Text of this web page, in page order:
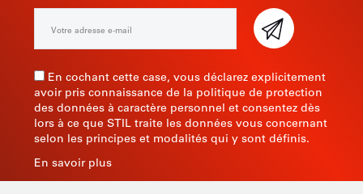
En cochant cette case, vous déclarez explicitement
avoir pris connaissance de la politique de protection
des données à caractère personnel et consentez dès
lors à ce que STIL traite les données vous concernant
selon les principes et modalités qui y sont définis.
En savoir plus